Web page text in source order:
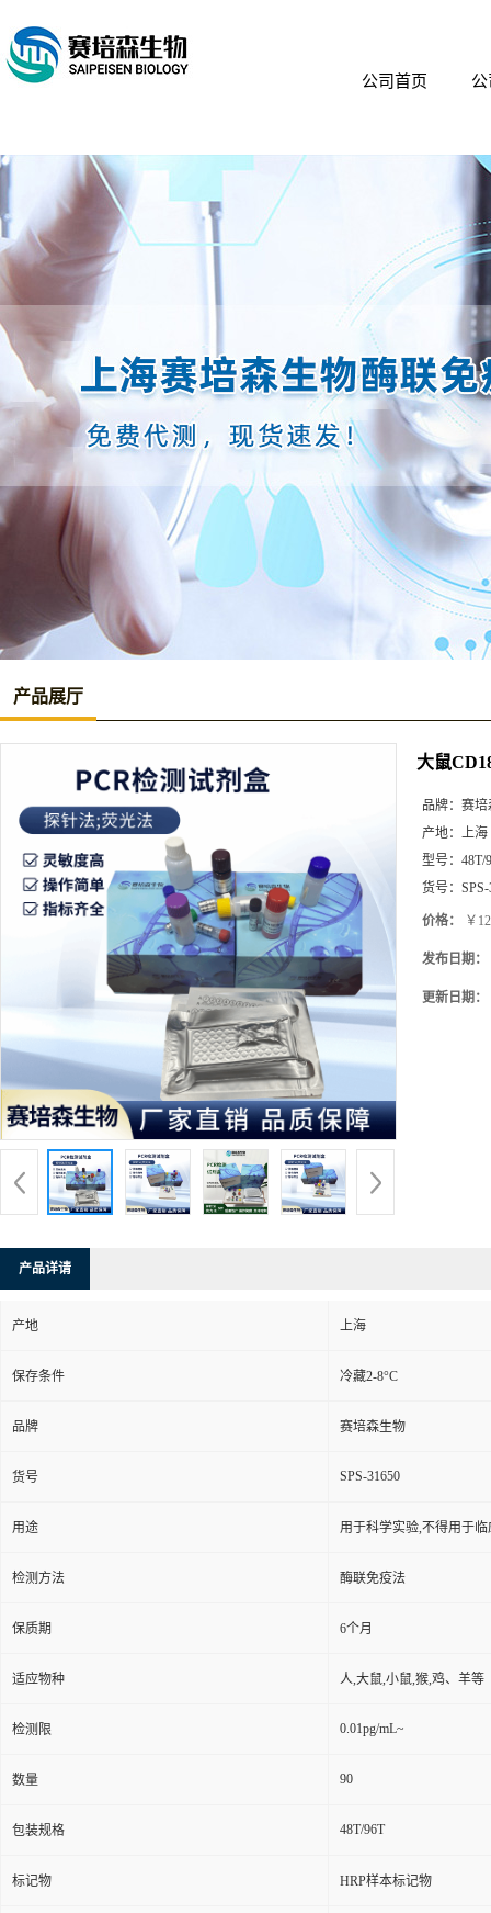
公司首页
产品展厅
大鼠
品牌： 赛培
产地： 上海
型号： 48T/
货号：
价格： ￥
发布日期：
更新日期：
产品详请
产地 上海
保存条件 冷藏2-8°C
品牌 赛培森生物
货号 SPS-31650
用途 用于科学实验,不得用于临
检测方法 酶联免疫法
保质期 6个月
适应物种 人,大鼠,小鼠,猴,鸡、羊等
检测限 0.01pg/mL~
数量 90
包装规格 48T/96T
标记物 HRP样本标记物